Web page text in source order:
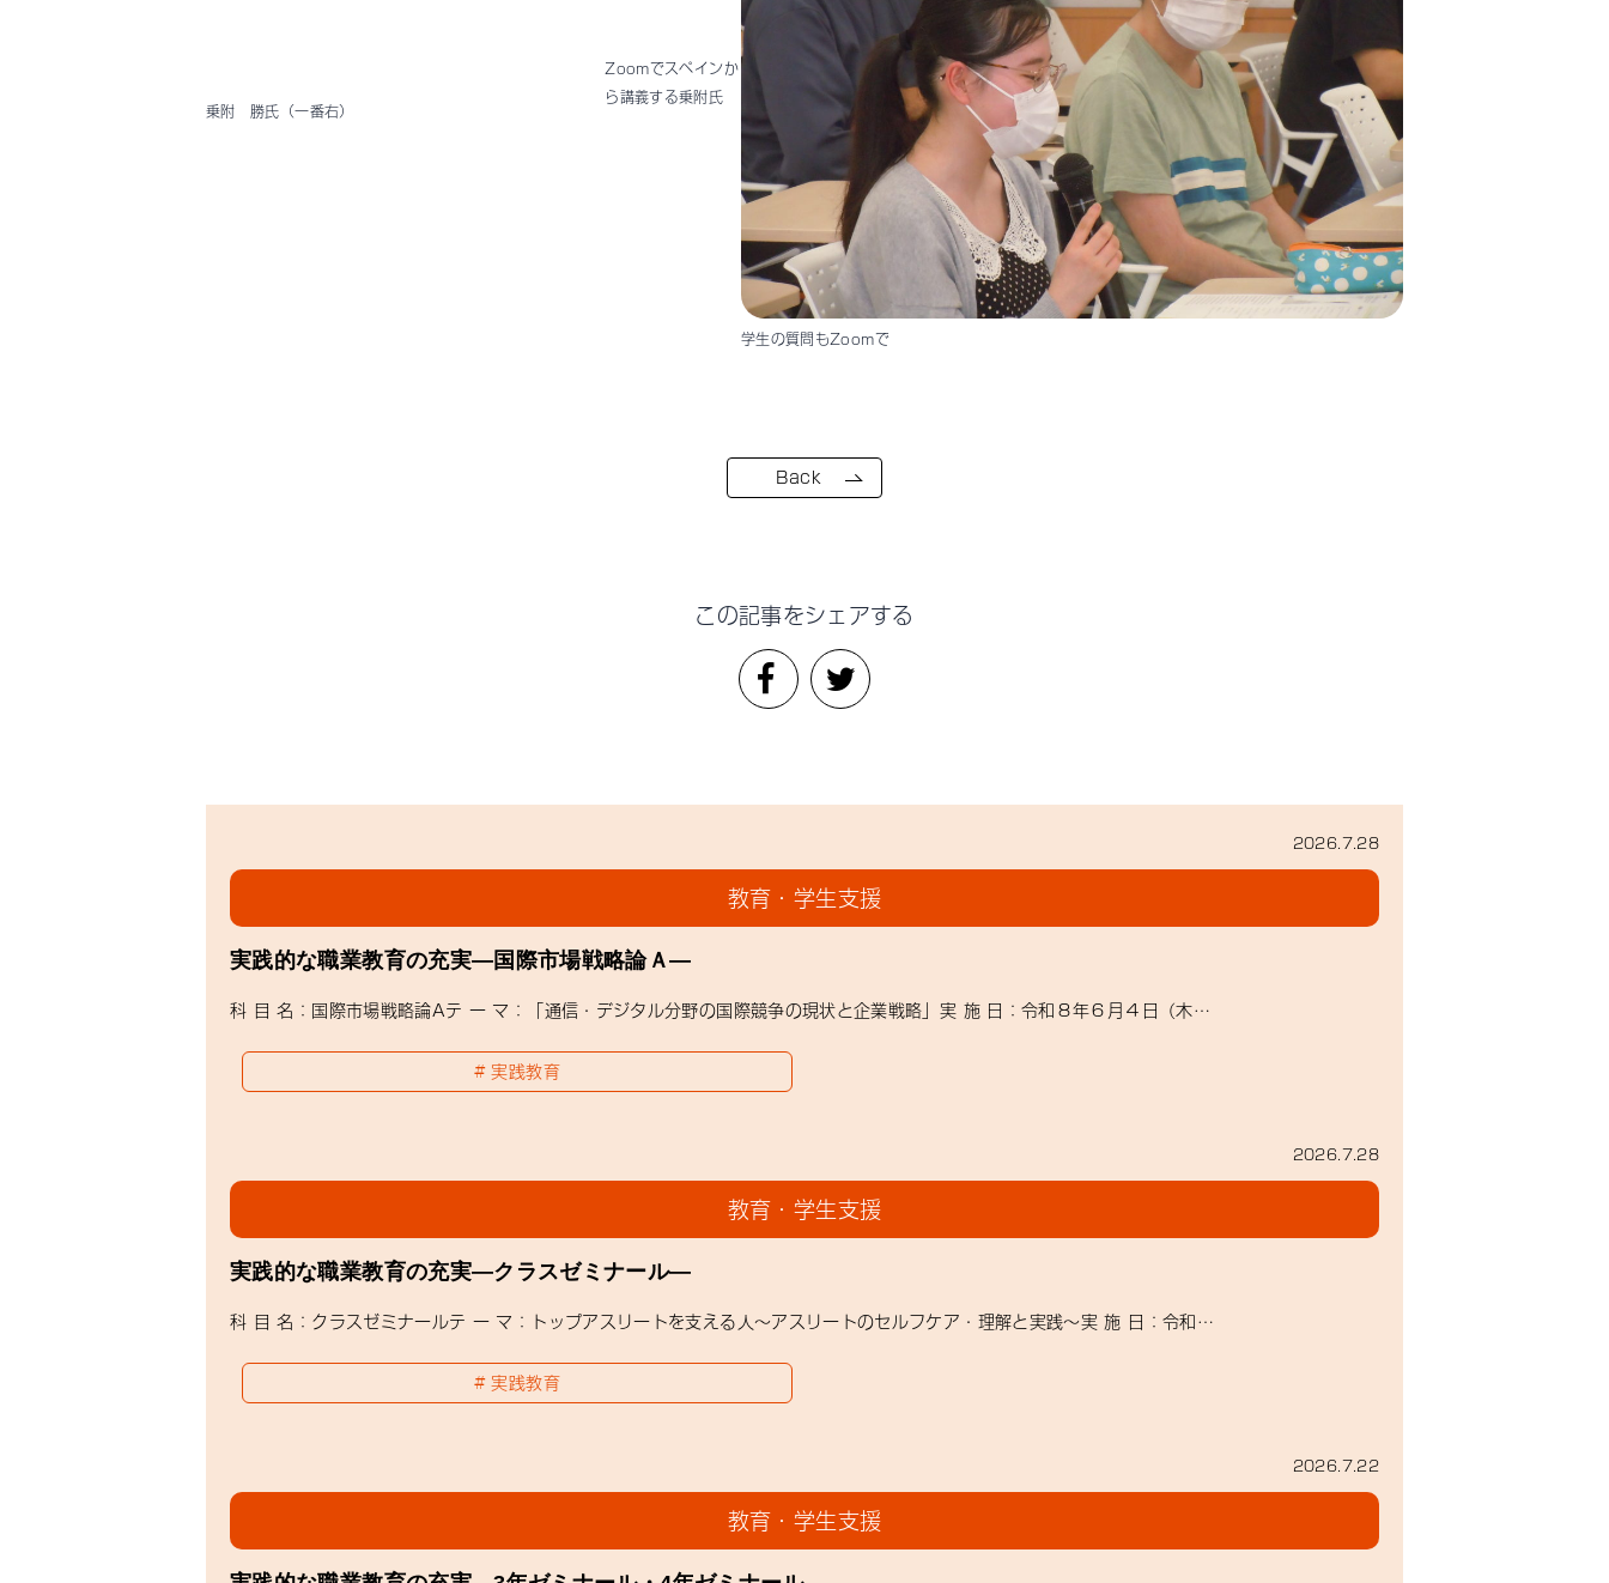
乗附 勝氏（一番右）
Zoomでスペインか
ら講義する乗附氏
学生の質問もZoomで
Back
この記事をシェアする
2026.7.28
教育・学生支援
実践的な職業教育の充実―国際市場戦略論Ａ―
科 目 名：国際市場戦略論Aテ ー マ：「通信・デジタル分野の国際競争の現状と企業戦略」実 施 日：令和８年６月４日（木…
実践教育
2026.7.28
教育・学生支援
実践的な職業教育の充実―クラスゼミナール―
科 目 名：クラスゼミナールテ ー マ：トップアスリートを支える人～アスリートのセルフケア・理解と実践～実 施 日：令和…
実践教育
2026.7.22
教育・学生支援